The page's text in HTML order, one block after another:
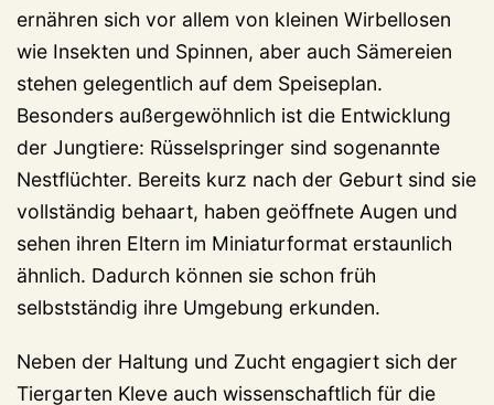
ernähren sich vor allem von kleinen Wirbellosen
wie Insekten und Spinnen, aber auch Sämereien
stehen gelegentlich auf dem Speiseplan.
Besonders außergewöhnlich ist die Entwicklung
der Jungtiere: Rüsselspringer sind sogenannte
Nestflüchter. Bereits kurz nach der Geburt sind sie
vollständig behaart, haben geöffnete Augen und
sehen ihren Eltern im Miniaturformat erstaunlich
ähnlich. Dadurch können sie schon früh
selbstständig ihre Umgebung erkunden.
Neben der Haltung und Zucht engagiert sich der
Tiergarten Kleve auch wissenschaftlich für die